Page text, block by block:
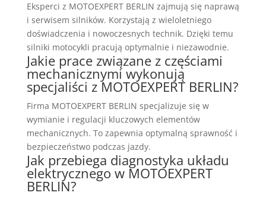
Eksperci z MOTOEXPERT BERLIN zajmują się naprawą
i serwisem silników. Korzystają z wieloletniego
doświadczenia i nowoczesnych technik. Dzięki temu
silniki motocykli pracują optymalnie i niezawodnie.
Jakie prace związane z częściami
mechanicznymi wykonują
specjaliści z MOTOEXPERT BERLIN?
Firma MOTOEXPERT BERLIN specjalizuje się w
wymianie i regulacji kluczowych elementów
mechanicznych. To zapewnia optymalną sprawność i
bezpieczeństwo podczas jazdy.
Jak przebiega diagnostyka układu
elektrycznego w MOTOEXPERT
BERLIN?